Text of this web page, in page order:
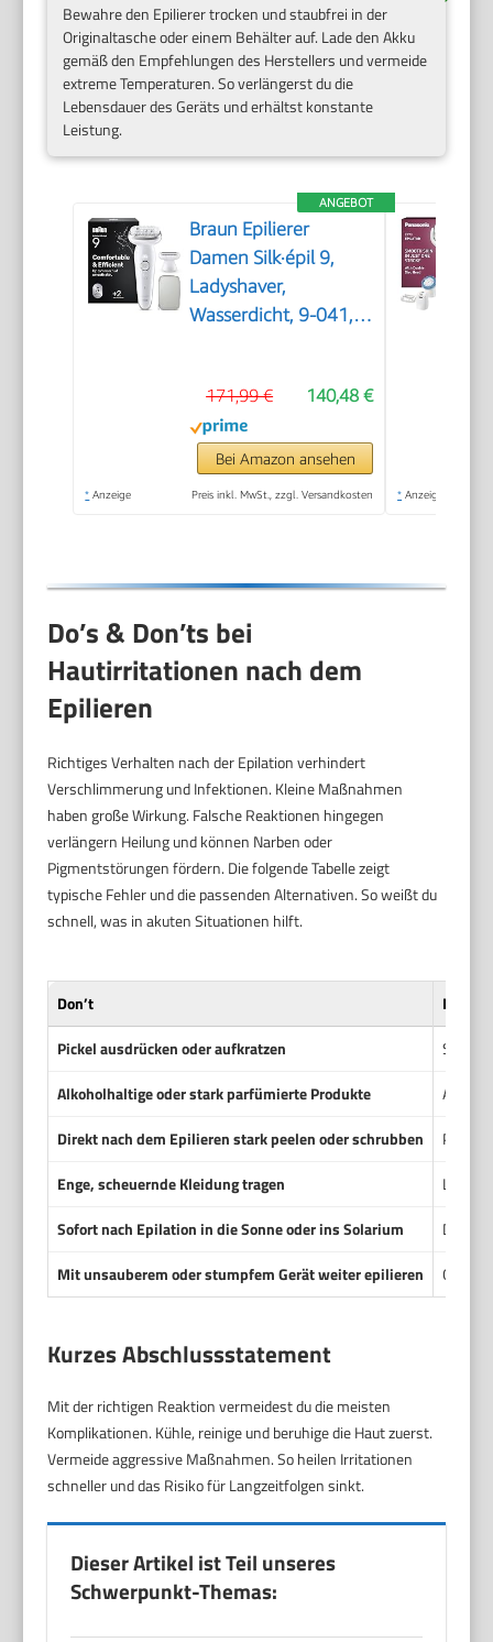
Bewahre den Epilierer trocken und staubfrei in der
Originaltasche oder einem Behälter auf. Lade den Akku
gemäß den Empfehlungen des Herstellers und vermeide
extreme Temperaturen. So verlängerst du die
Lebensdauer des Geräts und erhältst konstante
Leistung.
ANGEBOT
Braun Epilierer
Damen Silk·épil 9,
Ladyshaver,
Wasserdicht, 9-041,
140,48 €
171,99 €
Bei Amazon ansehen
* Anzeige Preis inkl. MwSt., zzgl. Versandkosten * Anzeige
Do’s & Don’ts bei
Hautirritationen nach dem
Epilieren
Richtiges Verhalten nach der Epilation verhindert
Verschlimmerung und Infektionen. Kleine Maßnahmen
haben große Wirkung. Falsche Reaktionen hingegen
verlängern Heilung und können Narben oder
Pigmentstörungen fördern. Die folgende Tabelle zeigt
typische Fehler und die passenden Alternativen. So weißt du
schnell, was in akuten Situationen hilft.
Don’t
Do
Pickel ausdrücken oder aufkratzen
Sanft
Alkoholhaltige oder stark parfümierte Produkte
Direkt nach dem Epilieren stark peelen oder schrubben
Enge, scheuernde Kleidung tragen
Sofort nach Epilation in die Sonne oder ins Solarium
Mit unsauberem oder stumpfem Gerät weiter epilieren
Gerät
Kurzes Abschlussstatement
Mit der richtigen Reaktion vermeidest du die meisten
Komplikationen. Kühle, reinige und beruhige die Haut zuerst.
Vermeide aggressive Maßnahmen. So heilen Irritationen
schneller und das Risiko für Langzeitfolgen sinkt.
Dieser Artikel ist Teil unseres
Schwerpunkt-Themas: